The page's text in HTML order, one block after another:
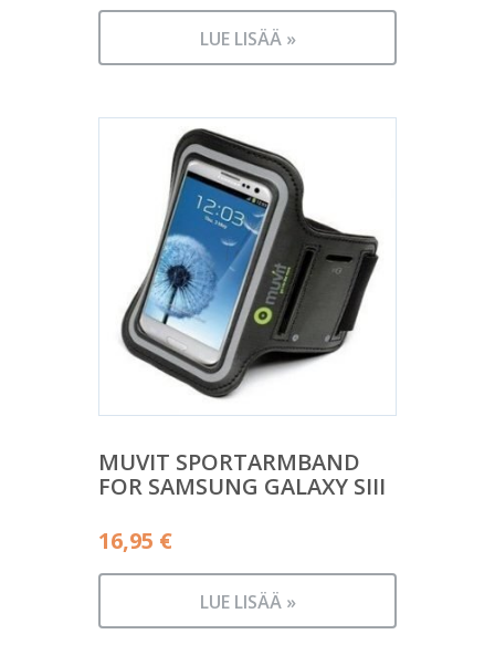
LUE LISÄÄ »
MUVIT SPORTARMBAND
FOR SAMSUNG GALAXY SIII
16,95 €
LUE LISÄÄ »